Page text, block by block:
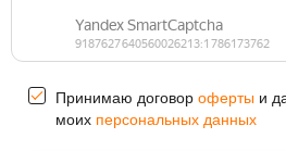
Принимаю договор оферты и
моих персональных данных